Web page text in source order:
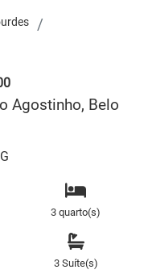
Agostinho, Belo
3 quarto(s)
3 Suíte(s)